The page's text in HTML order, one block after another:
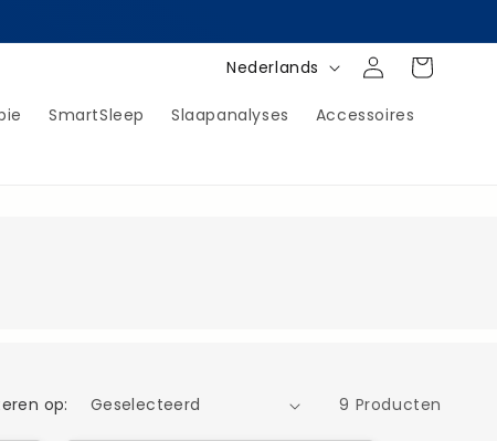
SmartSleep Slaapanalyses Accessoires
T
a
Nederlands InloggenWinkelwagen
op: 9 Producten